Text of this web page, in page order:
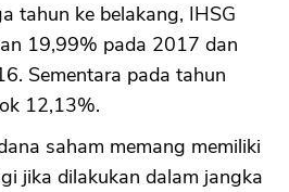
tahun ke belakang, IHSG
19,99% pada 2017 dan
Sementara pada tahun
12,13%.
saham memang memiliki
jika dilakukan dalam jangka